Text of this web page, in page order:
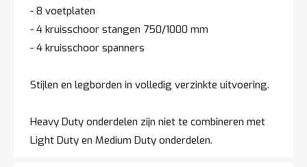
- 8 voetplaten
- 4 kruisschoor stangen 750/1000 mm
- 4 kruisschoor spanners
Stijlen en legborden in volledig verzinkte uitvoering.
Heavy Duty onderdelen zijn niet te combineren met
Light Duty en Medium Duty onderdelen.